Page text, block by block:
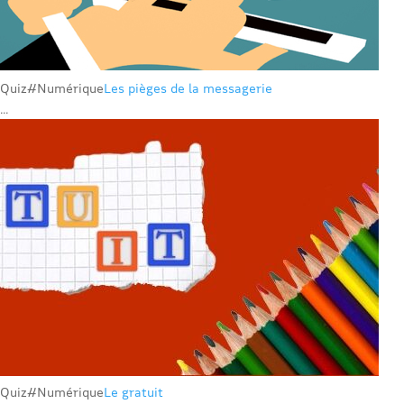
Quiz#NumériqueLes pièges de la messagerie
...
Quiz#NumériqueLe gratuit